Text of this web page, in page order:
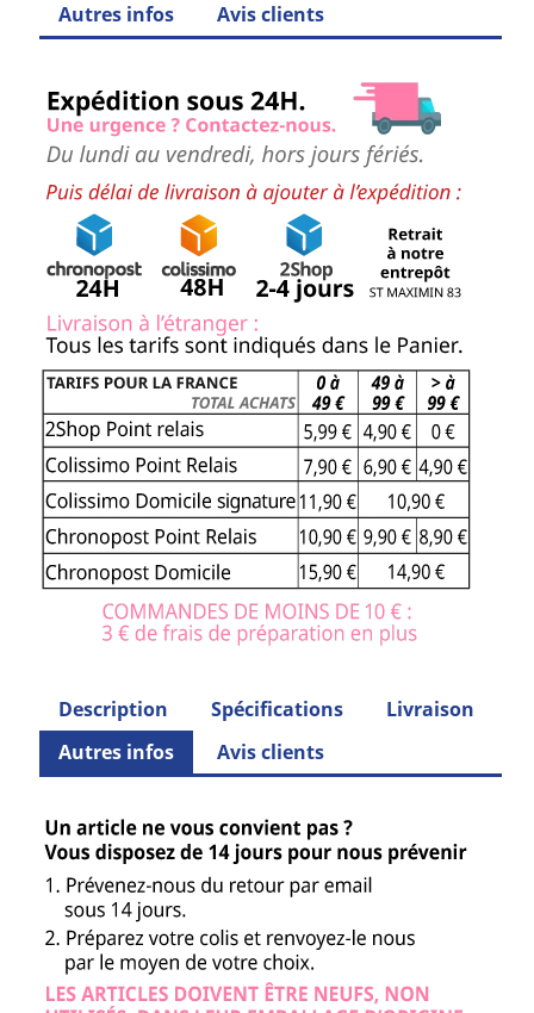
Autres infos
Avis clients
Description Spécifications
Livraison
Autres infos
Avis clients